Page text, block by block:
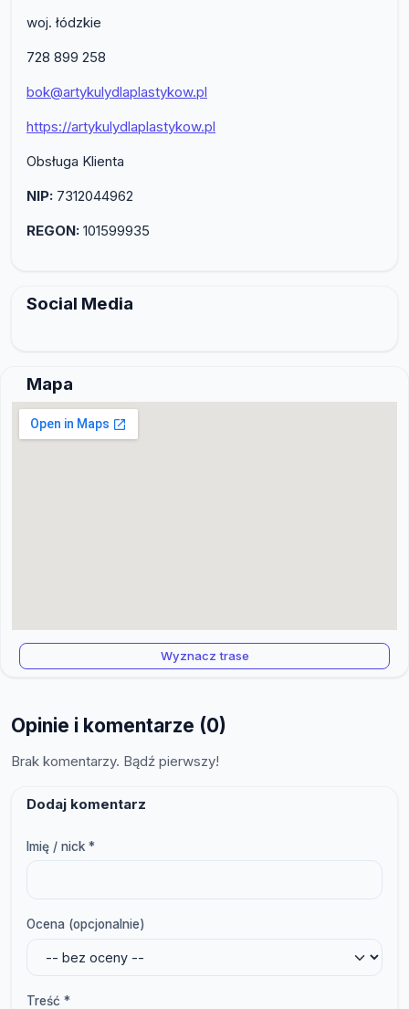
woj. łódzkie
728 899 258
bok@artykulydlaplastykow.pl
https://artykulydlaplastykow.pl
Obsługa Klienta
NIP: 7312044962
REGON: 101599935
Social Media
Mapa
Wyznacz trase
Opinie i komentarze (0)
Brak komentarzy. Bądź pierwszy!
Dodaj komentarz
Imię / nick *
Ocena (opcjonalnie)
Treść *